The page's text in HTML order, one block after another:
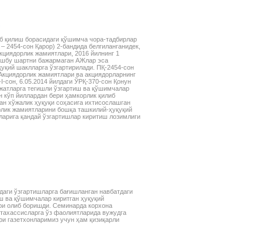
қилиш борасидаги қўшимча чора-тадбирлар
2454-сон Қарор) 2-бандида белгиланганидек,
жамиятлари, 2016 йилнинг 1
шартни бажармаган АЖлар эса
шаклларга ўзгартирилади. ПҚ-2454-сон
жамиятлари ва акциядорларнинг
сон, 6.05.2014 йилдаги ЎРҚ-370-сон Қонун
тегишли ўзгартиш ва қўшимчалар
йиллардан бери ҳамкорлик қилиб
хўжалик ҳуқуқи соҳасига ихтисослашган
жамиятларини бошқа ташкилий-ҳуқуқий
қандай ўзгартишлар киритиш лозимлиги
ўзгартишларга бағишланган навбатдаги
ва қўшимчалар киритган ҳуқуқий
олиб боришди. Семинарда корхона
ўз фаолиятларида вужудга
газетхонларимиз учун ҳам қизиқарли